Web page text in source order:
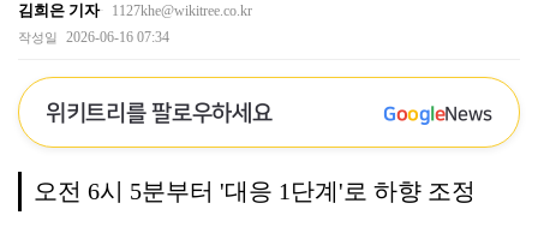
김희은 기자 1127khe@wikitree.co.kr
작성일 2026-06-16 07:34
위키트리를 팔로우하세요 GoogleNews
오전 6시 5분부터 '대응 1단계'로 하향 조정